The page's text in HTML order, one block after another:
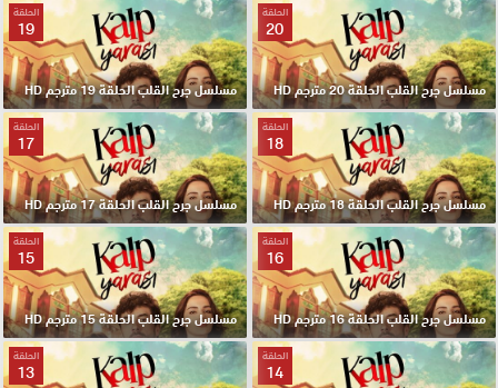
الحلقة
20
مسلسل جرح القلب الحلقة 20 مترجم HD
الحلقة
19
مسلسل جرح القلب الحلقة 19 مترجم HD
الحلقة
18
مسلسل جرح القلب الحلقة 18 مترجم HD
الحلقة
17
مسلسل جرح القلب الحلقة 17 مترجم HD
الحلقة
16
مسلسل جرح القلب الحلقة 16 مترجم HD
الحلقة
15
مسلسل جرح القلب الحلقة 15 مترجم HD
الحلقة
14
الحلقة
13